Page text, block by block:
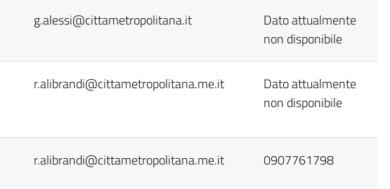
g.alessi@cittametropolitana.it
Dato attualmente
non disponibile
r.alibrandi@cittametropolitana.me.it
Dato attualmente
non disponibile
r.alibrandi@cittametropolitana.me.it 0907761798